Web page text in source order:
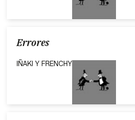
Errores
IÑAKI Y FRENCHY